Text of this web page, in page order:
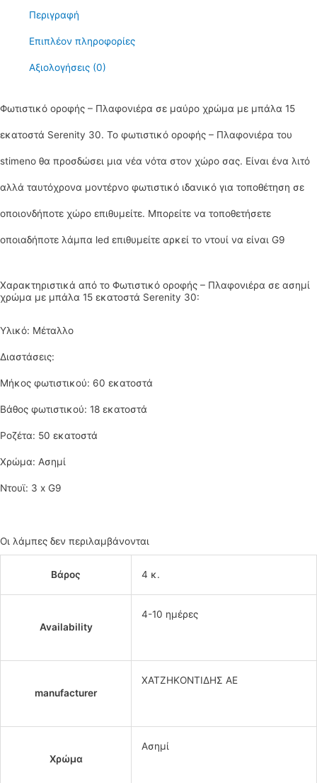
ποσότηταΠεριγραφή
Επιπλέον πληροφορίες
Αξιολογήσεις (0)
Φωτιστικό οροφής – Πλαφονιέρα σε μαύρο χρώμα με μπάλα 15
εκατοστά Serenity 30. Το φωτιστικό οροφής – Πλαφονιέρα του
stimeno θα προσδώσει μια νέα νότα στον χώρο σας. Είναι ένα λιτό
αλλά ταυτόχρονα μοντέρνο φωτιστικό ιδανικό για τοποθέτηση σε
οποιονδήποτε χώρο επιθυμείτε. Μπορείτε να τοποθετήσετε
οποιαδήποτε λάμπα led επιθυμείτε αρκεί το ντουί να είναι G9
Χαρακτηριστικά από το Φωτιστικό οροφής – Πλαφονιέρα σε ασημί
χρώμα με μπάλα 15 εκατοστά Serenity 30:
Υλικό: Μέταλλο
Διαστάσεις:
Μήκος φωτιστικού: 60 εκατοστά
Βάθος φωτιστικού: 18 εκατοστά
Ροζέτα: 50 εκατοστά
Χρώμα: Ασημί
Ντουϊ: 3 x G9
Οι λάμπες δεν περιλαμβάνονται
Βάρος 4 κ.
Availability
4-10 ημέρες
manufacturer
ΧΑΤΖΗΚΟΝΤΙΔΗΣ ΑΕ
Χρώμα
Ασημί